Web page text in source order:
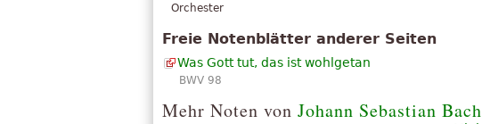
Orchester
Freie Notenblätter anderer Seiten
Was Gott tut, das ist wohlgetan
BWV 98
Mehr Noten von Johann Sebastian Bach